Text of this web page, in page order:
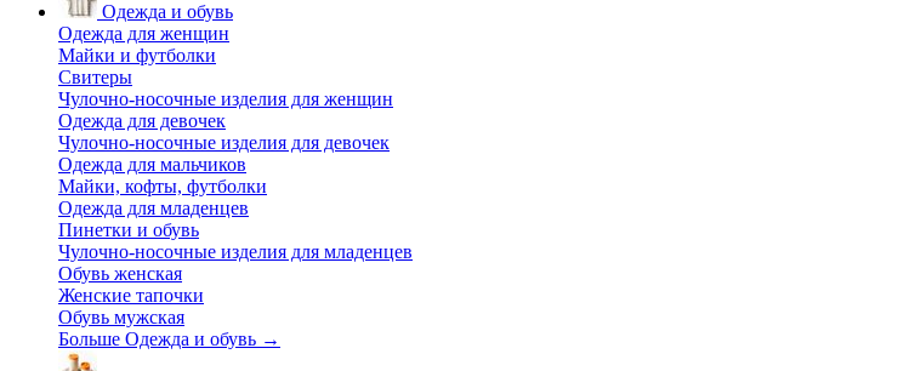
Одежда и обувь
Одежда для женщин
Майки и футболки
Свитеры
Чулочно-носочные изделия для женщин
Одежда для девочек
Чулочно-носочные изделия для девочек
Одежда для мальчиков
Майки, кофты, футболки
Одежда для младенцев
Пинетки и обувь
Чулочно-носочные изделия для младенцев
Обувь женская
Женские тапочки
Обувь мужская
Больше Одежда и обувь →